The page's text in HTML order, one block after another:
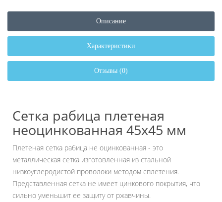
Описание
Характеристики
Отзывы (0)
Сетка рабица плетеная
неоцинкованная 45х45 мм
Плетеная сетка рабица не оцинкованная - это
металлическая сетка изготовленная из стальной
низкоуглеродистой проволоки методом сплетения.
Представленная сетка не имеет цинкового покрытия, что
сильно уменьшит ее защиту от ржавчины.